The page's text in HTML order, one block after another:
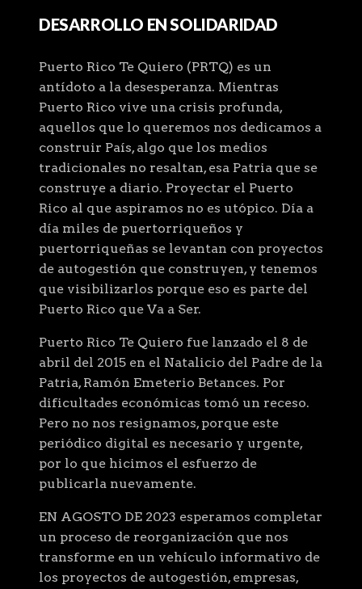
DESARROLLO EN SOLIDARIDAD
Puerto Rico Te Quiero (PRTQ) es un
antídoto a la desesperanza. Mientras
Puerto Rico vive una crisis profunda,
aquellos que lo queremos nos dedicamos a
construir País, algo que los medios
tradicionales no resaltan, esa Patria que se
construye a diario. Proyectar el Puerto
Rico al que aspiramos no es utópico. Día a
día miles de puertorriqueños y
puertorriqueñas se levantan con proyectos
de autogestión que construyen, y tenemos
que visibilizarlos porque eso es parte del
Puerto Rico que Va a Ser.
Puerto Rico Te Quiero fue lanzado el 8 de
abril del 2015 en el Natalicio del Padre de la
Patria, Ramón Emeterio Betances. Por
dificultades económicas tomó un receso.
Pero no nos resignamos, porque este
periódico digital es necesario y urgente,
por lo que hicimos el esfuerzo de
publicarla nuevamente.
EN AGOSTO DE 2023 esperamos completar
un proceso de reorganización que nos
transforme en un vehículo informativo de
los proyectos de autogestión, empresas,